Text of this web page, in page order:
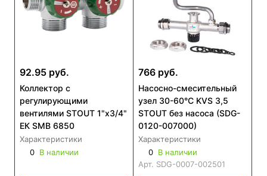
92.95 руб.
Коллектор с
регулирующими
вентилями STOUT 1"х3/4"
ЕК SMB 6850
Характеристики
0 В наличии
766 руб.
Насосно-смесительный
узел 30-60°C KVS 3,5
STOUT без насоса (SDG-
0120-007000)
Характеристики
0 В наличии
Арт. SDG-0007-002501